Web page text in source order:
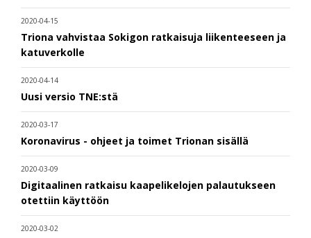
2020-04-15
Triona vahvistaa Sokigon ratkaisuja liikenteeseen ja
katuverkolle
2020-04-14
Uusi versio TNE:stä
2020-03-17
Koronavirus - ohjeet ja toimet Trionan sisällä
2020-03-09
Digitaalinen ratkaisu kaapelikelojen palautukseen
otettiin käyttöön
2020-03-02